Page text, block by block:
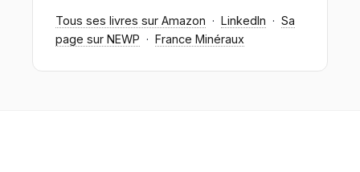
Tous ses livres sur Amazon · LinkedIn · Sa
page sur NEWP · France Minéraux